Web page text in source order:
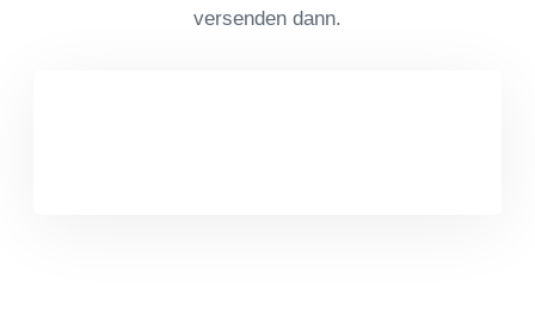
versenden dann.